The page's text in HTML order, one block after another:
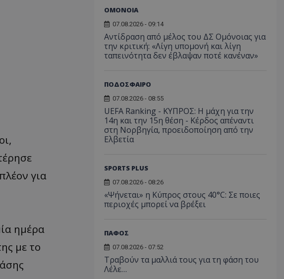
για
ημέρα
με το
ΟΜΟΝΟΙΑ
07.08.2026 - 09:14
Αντίδραση από μέλος του ΔΣ Ομόνοιας για
την κριτική: «Λίγη υπομονή και λίγη
ταπεινότητα δεν έβλαψαν ποτέ κανέναν»
ΠΟΔΟΣΦΑΙΡΟ
07.08.2026 - 08:55
UEFA Ranking - ΚΥΠΡΟΣ: Η μάχη για την
14η και την 15η θέση - Κέρδος απέναντι
στη Νορβηγία, προειδοποίηση από την
Ελβετία
SPORTS PLUS
07.08.2026 - 08:26
«Ψήνεται» η Κύπρος στους 40°C: Σε ποιες
περιοχές μπορεί να βρέξει
ΠΑΦΟΣ
07.08.2026 - 07:52
Τραβούν τα μαλλιά τους για τη φάση του
Λέλε…